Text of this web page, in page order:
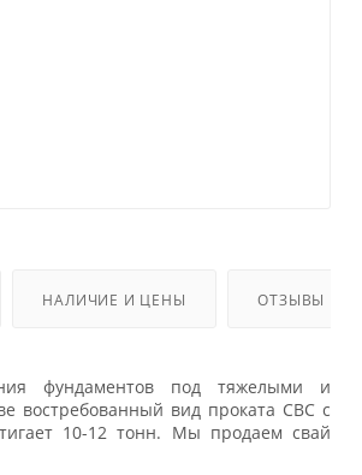
НАЛИЧИЕ И ЦЕНЫ ОТЗЫВЫ
фундаментов под тяжелыми и
востребованный вид проката СВС с
10-12 тонн. Мы продаем свай